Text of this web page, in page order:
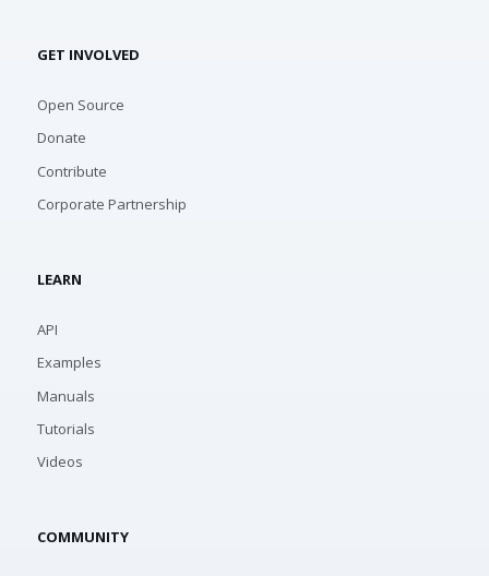
GET INVOLVED
Open Source
Donate
Contribute
Corporate Partnership
LEARN
API
Examples
Manuals
Tutorials
Videos
COMMUNITY